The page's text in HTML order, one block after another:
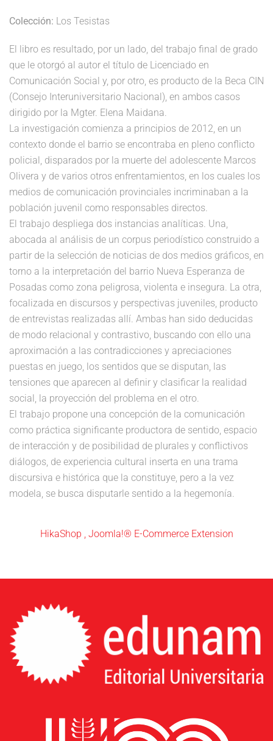
Colección: Los Tesistas
El libro es resultado, por un lado, del trabajo final de grado
que le otorgó al autor el título de Licenciado en
Comunicación Social y, por otro, es producto de la Beca CIN
(Consejo Interuniversitario Nacional), en ambos casos
dirigido por la Mgter. Elena Maidana.
La investigación comienza a principios de 2012, en un
contexto donde el barrio se encontraba en pleno conflicto
policial, disparados por la muerte del adolescente Marcos
Olivera y de varios otros enfrentamientos, en los cuales los
medios de comunicación provinciales incriminaban a la
población juvenil como responsables directos.
El trabajo despliega dos instancias analíticas. Una,
abocada al análisis de un corpus periodístico construido a
partir de la selección de noticias de dos medios gráficos, en
torno a la interpretación del barrio Nueva Esperanza de
Posadas como zona peligrosa, violenta e insegura. La otra,
focalizada en discursos y perspectivas juveniles, producto
de entrevistas realizadas allí. Ambas han sido deducidas
de modo relacional y contrastivo, buscando con ello una
aproximación a las contradicciones y apreciaciones
puestas en juego, los sentidos que se disputan, las
tensiones que aparecen al definir y clasificar la realidad
social, la proyección del problema en el otro.
El trabajo propone una concepción de la comunicación
como práctica significante productora de sentido, espacio
de interacción y de posibilidad de plurales y conflictivos
diálogos, de experiencia cultural inserta en una trama
discursiva e histórica que la constituye, pero a la vez
modela, se busca disputarle sentido a la hegemonía.
HikaShop , Joomla!® E-Commerce Extension